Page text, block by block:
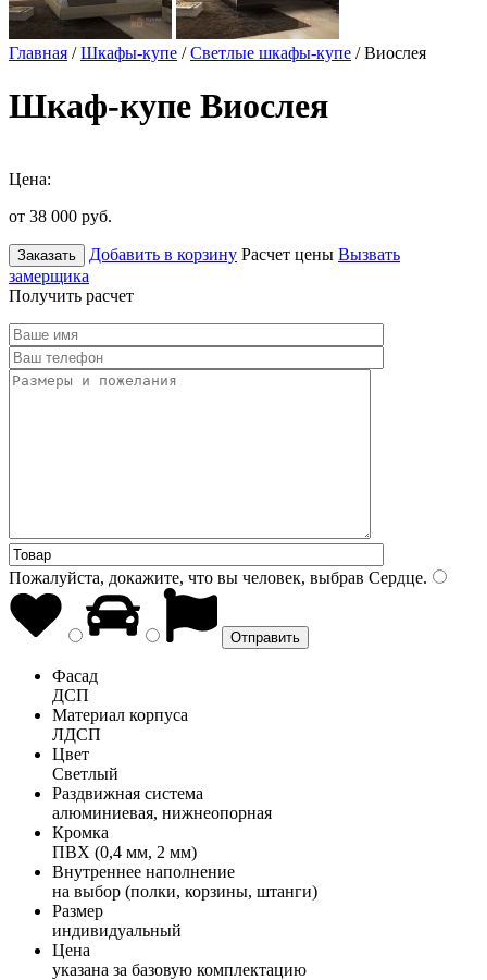
Главная /Шкафы-купе /Светлые шкафы-купе / Виослея
Шкаф-купе Виослея
Цена:
от 38 000 руб.
Заказать Добавить в корзину Расчет цены Вызвать
замерщика
Получить расчет
Пожалуйста, докажите, что вы человек, выбрав Сердце.
Фасад
ДСП
Материал корпуса
ЛДСП
Цвет
Светлый
Раздвижная система
алюминиевая, нижнеопорная
Кромка
ПВХ (0,4 мм, 2 мм)
Внутреннее наполнение
на выбор (полки, корзины, штанги)
Размер
индивидуальный
Цена
указана за базовую комплектацию